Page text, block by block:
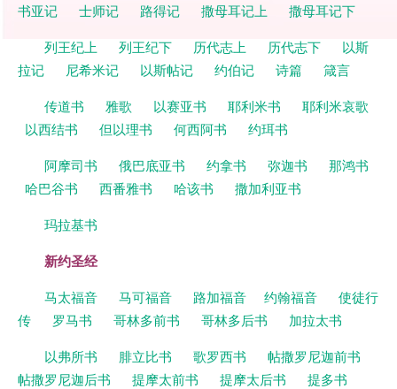
书亚记
士师记 路得记 撒母耳记上
撒母耳记下
列王纪上
列王纪下 历代志上 历代志下
以斯
拉记
尼希米记 以斯帖记 约伯记 诗篇
箴言
传道书
雅歌 以赛亚书 耶利米书
耶利米哀歌
以西结书
但以理书 何西阿书
约珥书
阿摩司书
俄巴底亚书 约拿书 弥迦书
那鸿书
哈巴谷书
西番雅书 哈该书
撒加利亚书
玛拉基书
新约圣经
马太福音 马可福音 路加福音 约翰福音
使徒行
传
罗马书 哥林多前书 哥林多后书
加拉太书
以弗所书
腓立比书 歌罗西书
帖撒罗尼迦前书
帖撒罗尼迦后书
提摩太前书 提摩太后书
提多书